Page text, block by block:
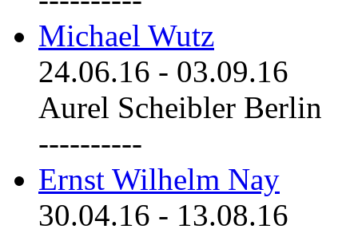
Michael Wutz
24.06.16 - 03.09.16
Aurel Scheibler Berlin
----------
Ernst Wilhelm Nay
30.04.16 - 13.08.16